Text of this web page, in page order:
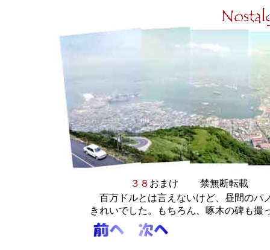
３８ おまけ
禁無断転
百万ドルとは言えないけど、昼間のパ
きれいでした。もちろん、啄木の碑も撮